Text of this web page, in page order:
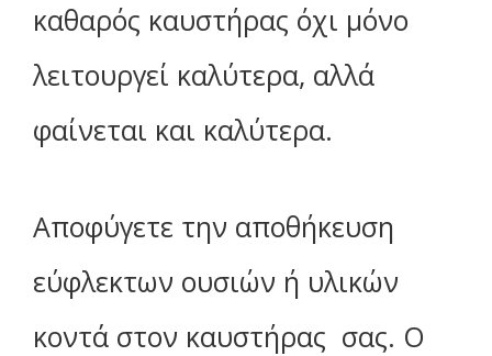
καθαρός καυστήρας όχι μόνο
λειτουργεί καλύτερα, αλλά
φαίνεται και καλύτερα.
Αποφύγετε την αποθήκευση
εύφλεκτων ουσιών ή υλικών
κοντά στον καυστήρας σας. Ο